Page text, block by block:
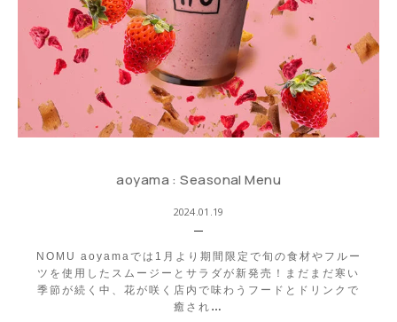
aoyama : Seasonal Menu
2024.01.19
NOMU aoyamaでは1月より期間限定で旬の食材やフルー
ツを使用したスムージーとサラダが新発売！まだまだ寒い
季節が続く中、花が咲く店内で味わうフードとドリンクで
癒され …